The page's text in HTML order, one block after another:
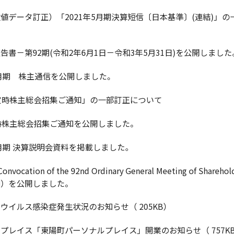
値データ訂正）「2021年5月期決算短信〔日本基準〕(連結)」
書－第92期(令和2年6月1日－令和3年5月31日)を公開しました
株主通信を公開しました。
時株主総会招集ご通知」の一部訂正について
主総会招集ご通知を公開しました。
決算説明会資料を掲載しました。
of the 92nd Ordinary General Meeting of
を公開しました。
イルス感染症発生状況のお知らせ（ 205KB）
レイス「東陽町パーソナルプレイス」開業のお知らせ（ 757KB